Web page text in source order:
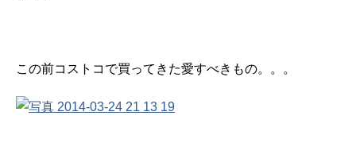
この前コストコで買ってきた愛すべきもの。。。